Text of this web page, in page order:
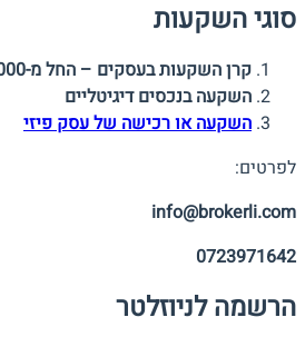
סוגי השקעות
קרן השקעות בעסקים – החל מ-100,000 ש״ח
השקעה בנכסים דיגיטליים
השקעה או רכישה של עסק פיזי
לפרטים:
info@brokerli.com
0723971642
הרשמה לניוזלטר